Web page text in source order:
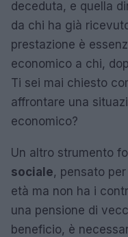
deceduta, e quella
da chi ha già
prestazione è
economico a chi,
Ti sei mai chiesto
affrontare una
economico?
Un altro strumento
sociale, pensato
età ma non ha i
una pensione di
beneficio, è